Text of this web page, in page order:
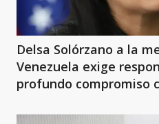
Delsa Solórzano a la
Venezuela exige
profundo compromiso